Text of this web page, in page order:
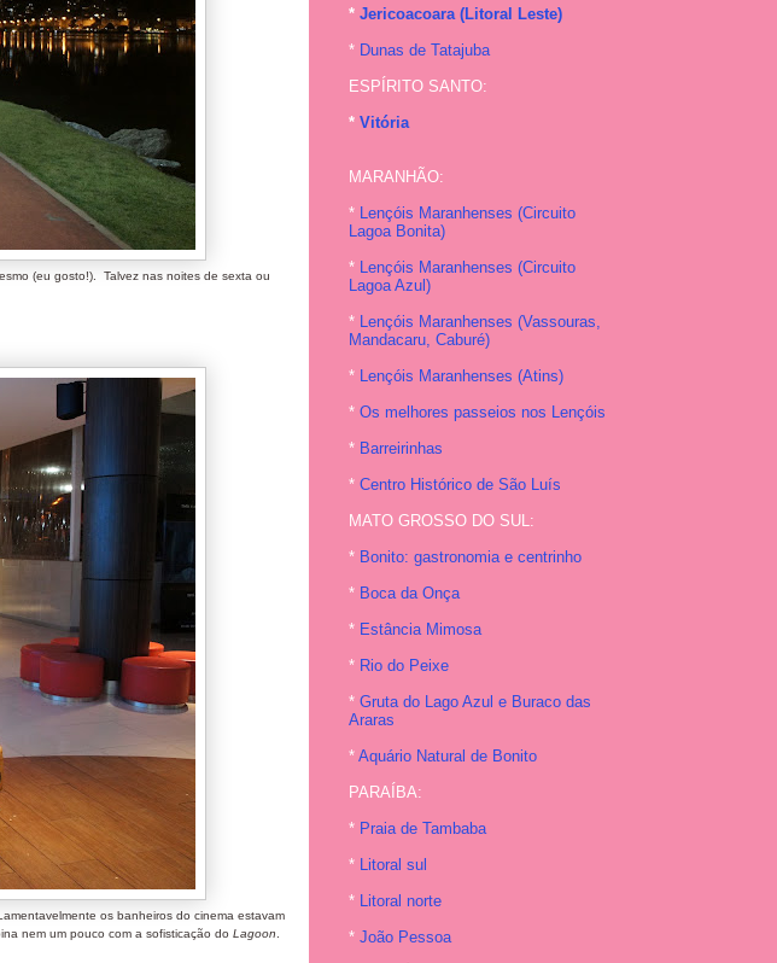
(eu gosto!). Talvez nas noites de sexta ou
os banheiros do cinema estavam
nem um pouco com a sofisticação do Lagoon
* Jericoacoara (Litoral Leste)
* Dunas de Tatajuba
ESPÍRITO SANTO:
* Vitória
MARANHÃO:
* Lençóis Maranhenses (Circuito
Lagoa Bonita)
* Lençóis Maranhenses (Circuito
Lagoa Azul)
* Lençóis Maranhenses (Vassouras,
Mandacaru, Caburé)
* Lençóis Maranhenses (Atins)
* Os melhores passeios nos Lençóis
* Barreirinhas
* Centro Histórico de São Luís
MATO GROSSO DO SUL:
* Bonito: gastronomia e centrinho
* Boca da Onça
* Estância Mimosa
* Rio do Peixe
* Gruta do Lago Azul e Buraco das
Araras
* Aquário Natural de Bonito
PARAÍBA:
* Praia de Tambaba
* Litoral sul
* Litoral norte
* João Pessoa